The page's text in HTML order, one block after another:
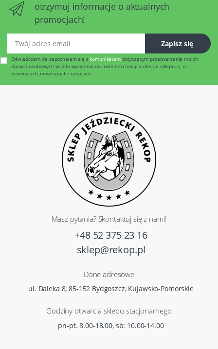
otrzymuj informacje o aktualnych
promocjach!
Zapisz się
Oświadczam, że zapoznałem się z komunikatemdotyczącym przetwarzania moich
danych osobowych w celu wysyłania do mnie informacji o ofercie sklepu, tj. o
promocjach, nowościach i rabatach
Masz pytania? Skontaktuj się z nami!
+48 52 375 23 16
sklep@rekop.pl
Dane adresowe
ul. Daleka 8, 85-152 Bydgoszcz, Kujawsko-Pomorskie
Godziny otwarcia sklepu stacjonarnego
pn-pt. 8.00-18.00, sb: 10.00-14.00